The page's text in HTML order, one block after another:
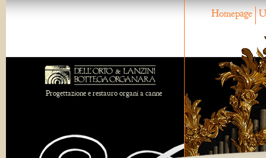
Homepage
Progettazione e restauro organi a canne